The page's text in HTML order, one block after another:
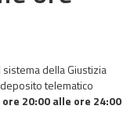
della Giustizia
telematico
20:00 alle ore 24:00